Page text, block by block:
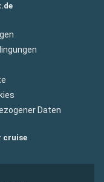
Daten
cruise